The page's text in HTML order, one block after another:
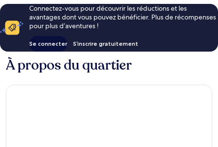
Connectez-vous pour découvrir les réductions et les
avantages dont vous pouvez bénéficier. Plus de récompenses
pour plus d’aventures !
Se connecter S’inscrire gratuitement
À propos du quartier